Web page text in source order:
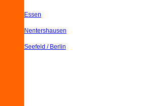
Essen
Nentershausen
Seefeld / Berlin